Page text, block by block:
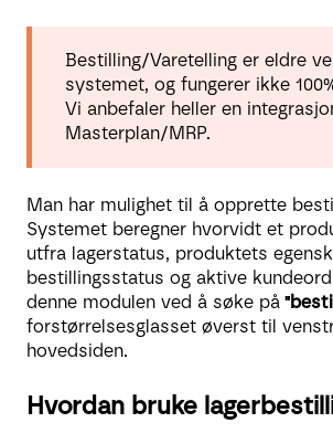
Bestilling/Varetelling er eldre
systemet, og fungerer ikke
Vi anbefaler heller en
Masterplan/MRP.
Man har mulighet til å opprette
Systemet beregner hvorvidt et
utfra lagerstatus, produktets
bestillingsstatus og aktive
denne modulen ved å søke på
forstørrelsesglasset øverst til
hovedsiden.
Hvordan bruke